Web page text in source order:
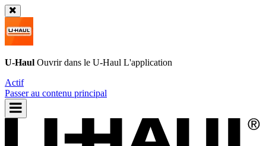
U-Haul Ouvrir dans le U-Haul L'application
Actif
Passer au contenu principal